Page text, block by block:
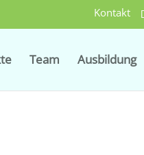
Kontakt
Team Ausbildung